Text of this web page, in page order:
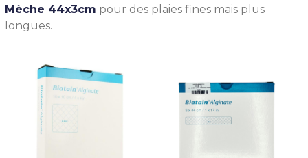
Mèche 44x3cm pour des plaies fines mais plus
longues.